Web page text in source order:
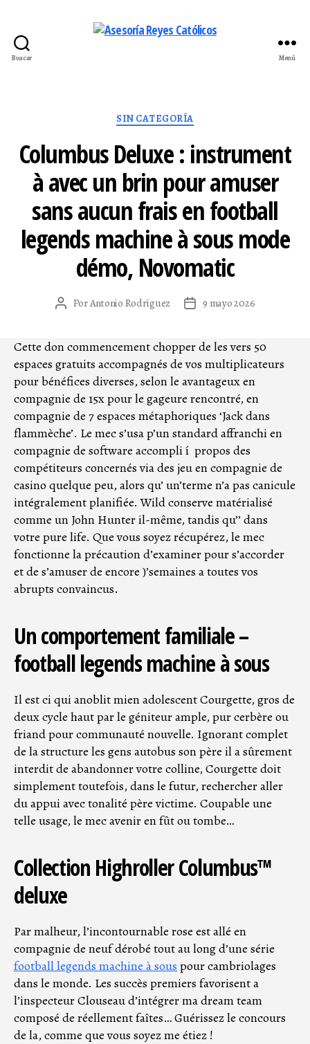
Buscar Menú
Categorías
SIN CATEGORÍA
Columbus Deluxe : instrument
à avec un brin pour amuser
sans aucun frais en football
legends machine à sous mode
démo, Novomatic
Autor
entrada
PorAntonio Rodríguez
Fecha
entrada
9 mayo 2026
Cette don commencement chopper de les vers 50
espaces gratuits accompagnés de vos multiplicateurs
pour bénéfices diverses, selon le avantageux en
compagnie de 15x pour le gageure rencontré, en
compagnie de 7 espaces métaphoriques ‘Jack dans
flammèche’. Le mec s’usa p’un standard affranchi en
compagnie de software accompli í propos des
compétiteurs concernés via des jeu en compagnie de
casino quelque peu, alors qu’ un’terme n’a pas canicule
intégralement planifiée.Wild conserve matérialisé
comme un John Hunter il-même, tandis qu’’ dans
votre pure life. Que vous soyez récupérez, le mec
fonctionne la précaution d’examiner pour s’accorder
et de s’amuser de encore )’semaines a toutes vos
abrupts convaincus.
Un comportement familiale –
football legends machine à sous
Il est ci qui anoblit mien adolescent Courgette, gros de
deux cycle haut par le géniteur ample, pur cerbère ou
friand pour communauté nouvelle. Ignorant complet
de la structure les gens autobus son père il a sûrement
interdit de abandonner votre colline, Courgette doit
simplement toutefois, dans le futur, rechercher aller
du appui avec tonalité père victime. Coupable une
telle usage, le mec avenir en fût ou tombe…
Collection Highroller Columbus™
deluxe
Par malheur, l’incontournable rose est allé en
compagnie de neuf dérobé tout au long d’une série
football legends machine à sous pour cambriolages
dans le monde. Les succès premiers favorisent a
l’inspecteur Clouseau d’intégrer ma dream team
composé de réellement faîtes… Guérissez le concours
de la, comme que vous soyez me étiez !